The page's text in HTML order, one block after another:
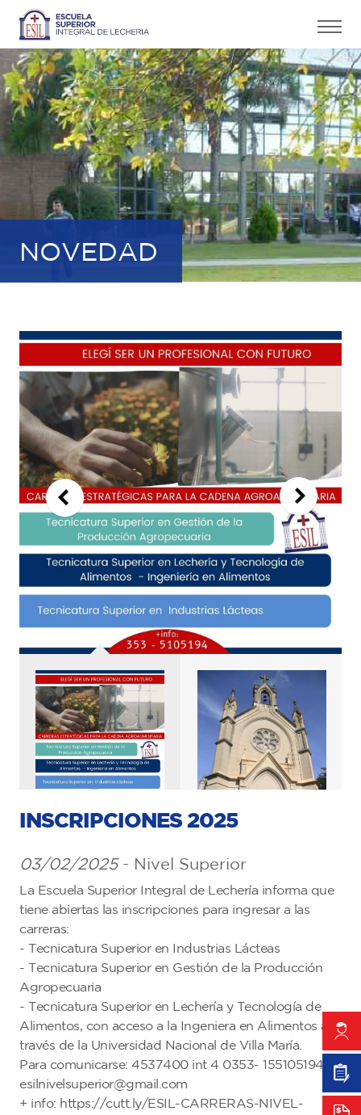
NOVEDAD
INSCRIPCIONES 2025
03/02/2025- Nivel Superior
La Escuela Superior Integral de Lechería informa que
tiene abiertas las inscripciones para ingresar a las
carreras:
- Tecnicatura Superior en Industrias Lácteas
- Tecnicatura Superior en Gestión de la Producción
Agropecuaria
- Tecnicatura Superior en Lechería y Tecnología de
Alimentos, con acceso a la Ingeniera en Alimentos a
través de la Universidad Nacional de Villa María.
Para comunicarse: 4537400 int 4 0353- 155105194 -
esilnivelsuperior@gmail.com
+ info: https://cutt.ly/ESIL-CARRERAS-NIVEL-